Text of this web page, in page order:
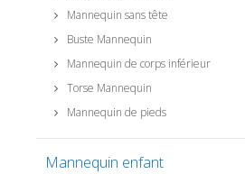
Mannequin sans tête
Buste Mannequin
Mannequin de corps inférieur
Torse Mannequin
Mannequin de pieds
Mannequin enfant